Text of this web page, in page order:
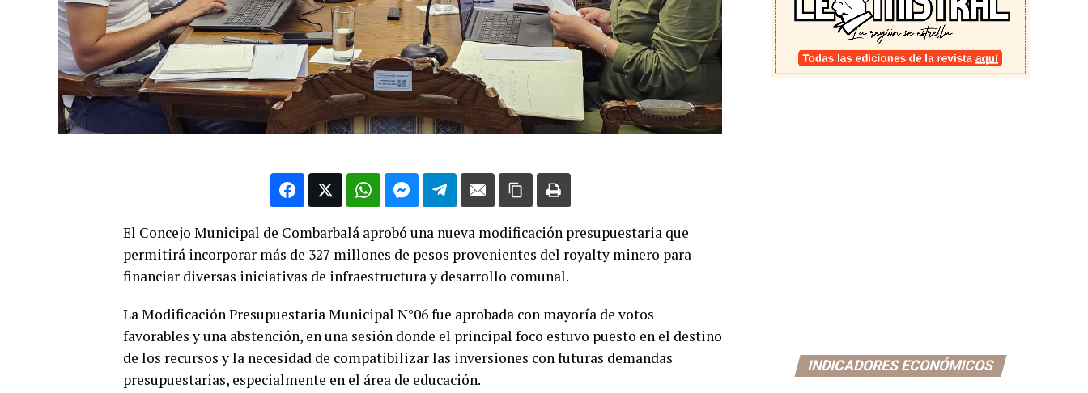
El Concejo Municipal de Combarbalá aprobó una nueva modificación presupuestaria que
permitirá incorporar más de 327 millones de pesos provenientes del royalty minero para
financiar diversas iniciativas de infraestructura y desarrollo comunal.
La Modificación Presupuestaria Municipal N°06 fue aprobada con mayoría de votos
favorables y una abstención, en una sesión donde el principal foco estuvo puesto en el destino
de los recursos y la necesidad de compatibilizar las inversiones con futuras demandas
presupuestarias, especialmente en el área de educación.
INDICADORES ECONÓMICOS